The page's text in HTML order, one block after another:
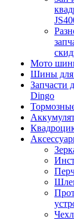
Мото
Шины для
Запчасти
Dingo